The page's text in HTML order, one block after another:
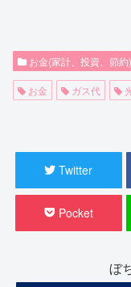
お金(家計、投資、節約)
お金 ガス代
Twitter
Pocket
ぼ